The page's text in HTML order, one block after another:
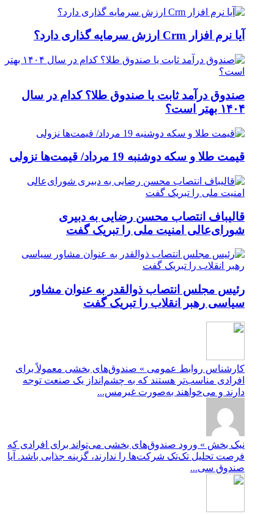
آیا نرم افزار Crm ارزش سرمایه گذاری دارد؟
صندوق درآمد ثابت یا صندوق طلا؟ کدام در سال
۱۴۰۴ بهتر است؟
قیمت طلا و سکه دوشنبه 19 مرداد/ قیمت‌ها نزولی
قالیباف انتصاب محسن رضایی به دبیری
شورای‌عالی امنیت ملی را تبریک گفت
رئیس مجلس انتصاب ذوالقدر به عنوان مشاور
سیاسی رهبر انقلاب را تبریک گفت
کارشناس روابط عمومی » صندوق‌های بخشی معمولاً برای
افرادی مناسب‌تر هستند که به چشم‌انداز یک صنعت توجه
دارند و می‌خواهند به‌صورت غیرمس...
نیک بخش » ورود صندوق‌های بخشی می‌تواند برای افرادی که
فرصت تحلیل تک‌تک شرکت‌ها را ندارند، گزینه جذابی باشد. آیا
صندوق سی...